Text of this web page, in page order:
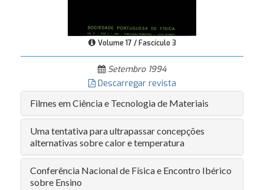
Volume 17 / Fascículo 3
Setembro 1994
Descarregar revista
Filmes em Ciência e Tecnologia de Materiais
Uma tentativa para ultrapassar concepções
alternativas sobre calor e temperatura
Conferência Nacional de Física e Encontro Ibérico
sobre Ensino